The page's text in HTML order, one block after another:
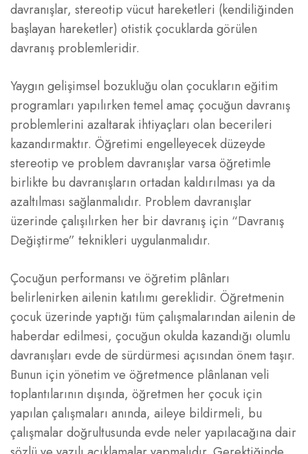
davranışlar, stereotip vücut hareketleri (kendiliğinden
başlayan hareketler) otistik çocuklarda görülen
davranış problemleridir.
Yaygın gelişimsel bozukluğu olan çocukların eğitim
programları yapılırken temel amaç çocuğun davranış
problemlerini azaltarak ihtiyaçları olan becerileri
kazandırmaktır. Öğretimi engelleyecek düzeyde
stereotip ve problem davranışlar varsa öğretimle
birlikte bu davranışların ortadan kaldırılması ya da
azaltılması sağlanmalıdır. Problem davranışlar
üzerinde çalışılırken her bir davranış için “Davranış
Değiştirme” teknikleri uygulanmalıdır.
Çocuğun performansı ve öğretim plânları
belirlenirken ailenin katılımı gereklidir. Öğretmenin
çocuk üzerinde yaptığı tüm çalışmalarından ailenin de
haberdar edilmesi, çocuğun okulda kazandığı olumlu
davranışları evde de sürdürmesi açısından önem taşır.
Bunun için yönetim ve öğretmence plânlanan veli
toplantılarının dışında, öğretmen her çocuk için
yapılan çalışmaları anında, aileye bildirmeli, bu
çalışmalar doğrultusunda evde neler yapılacağına dair